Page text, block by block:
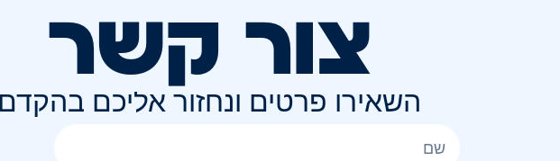
צור קשר
השאירו פרטים ונחזור אליכם בהקדם